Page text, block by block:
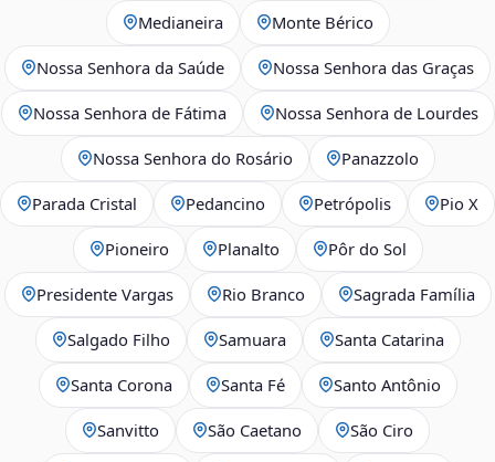
Medianeira Monte Bérico
Nossa Senhora da Saúde Nossa Senhora das Graças
Nossa Senhora de Fátima Nossa Senhora de Lourdes
Nossa Senhora do Rosário Panazzolo
Parada Cristal Pedancino Petrópolis Pio X
Pioneiro Planalto Pôr do Sol
Presidente Vargas Rio Branco Sagrada Família
Salgado Filho Samuara Santa Catarina
Santa Corona Santa Fé Santo Antônio
Sanvitto São Caetano São Ciro